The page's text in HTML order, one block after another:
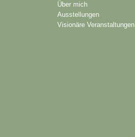
Über mich
Ausstellungen
Visionäre Veranstaltungen